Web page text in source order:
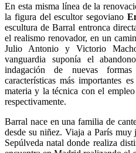
En esta misma línea de la
la figura del escultor segoviano
escultura de Barral entronca
el realismo renovador, en un
Julio Antonio y Victorio
vanguardia suponía el
indagación de nuevas
características más importantes
materia y la técnica con el
respectivamente.
Barral nace en una familia de
desde su niñez. Viaja a París muy
Sepúlveda natal donde realiza